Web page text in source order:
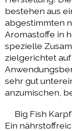
bestehen aus
abgestimmten
Aromastoffe in
spezielle
zielgerichtet
sehr gut
anzumischen,
Big Fish
Ein